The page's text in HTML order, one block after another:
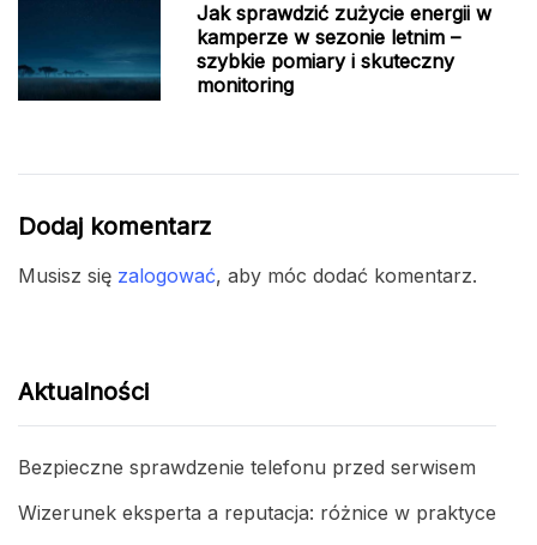
Jak sprawdzić zużycie energii w
kamperze w sezonie letnim –
szybkie pomiary i skuteczny
monitoring
Dodaj komentarz
Musisz się zalogować, aby móc dodać komentarz.
Aktualności
Bezpieczne sprawdzenie telefonu przed serwisem
Wizerunek eksperta a reputacja: różnice w praktyce